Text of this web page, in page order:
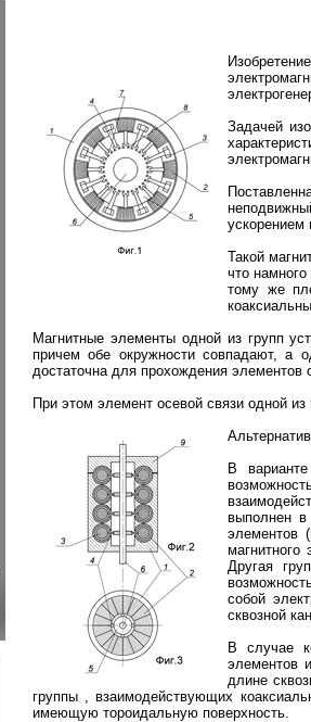
Задачей
ускорением
Такой
что
тому же
Магнитные элементы одной из групп
причем обе окружности совпадают, а
достаточна для прохождения элементов
При этом элемент осевой связи одной
В
выполнен в
элементов
Другая
собой
сквозной
В случае
элементов
длине
группы , взаимодействующих
имеющую тороидальную поверхность.